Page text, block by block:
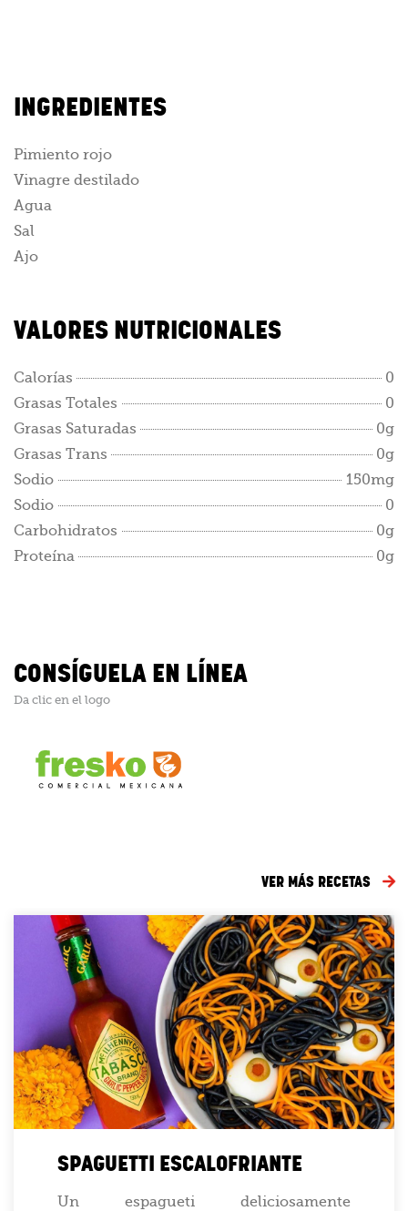
INGREDIENTES
Pimiento rojo
Vinagre destilado
Agua
Sal
Ajo
VALORES NUTRICIONALES
Calorías
0
Grasas Totales
0
Grasas Saturadas
0g
Grasas Trans
0g
Sodio
150mg
Sodio
0
Carbohidratos
0g
Proteína
0g
CONSÍGUELA EN LÍNEA
Da clic en el logo
VER MÁS RECETAS
SPAGUETTI ESCALOFRIANTE
Un espagueti deliciosamente